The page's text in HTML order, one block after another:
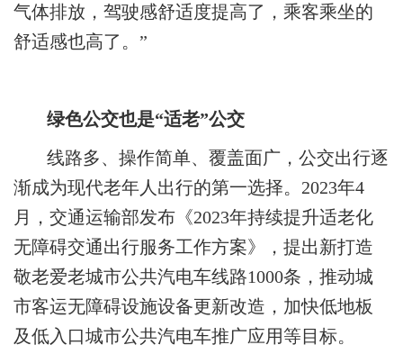
气体排放，驾驶感舒适度提高了，乘客乘坐的
舒适感也高了。”
绿色公交也是“适老”公交
线路多、操作简单、覆盖面广，公交出行逐
渐成为现代老年人出行的第一选择。2023年4
月，交通运输部发布《2023年持续提升适老化
无障碍交通出行服务工作方案》，提出新打造
敬老爱老城市公共汽电车线路1000条，推动城
市客运无障碍设施设备更新改造，加快低地板
及低入口城市公共汽电车推广应用等目标。